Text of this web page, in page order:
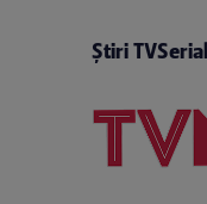
Știri TV